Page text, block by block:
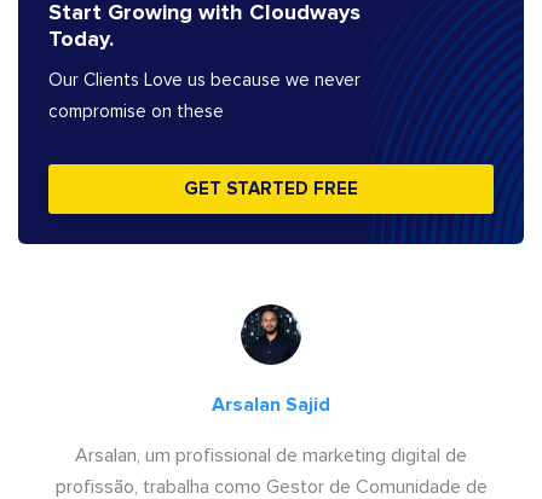
Start Growing with Cloudways
Today.
Our Clients Love us because we never
compromise on these
GET STARTED FREE
Arsalan Sajid
Arsalan, um profissional de marketing digital de
profissão, trabalha como Gestor de Comunidade de